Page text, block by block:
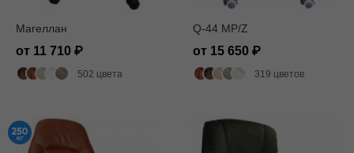
Магеллан
от 11 710
502 цвета
Q-44 MP/Z
от 15 650
319 цветов